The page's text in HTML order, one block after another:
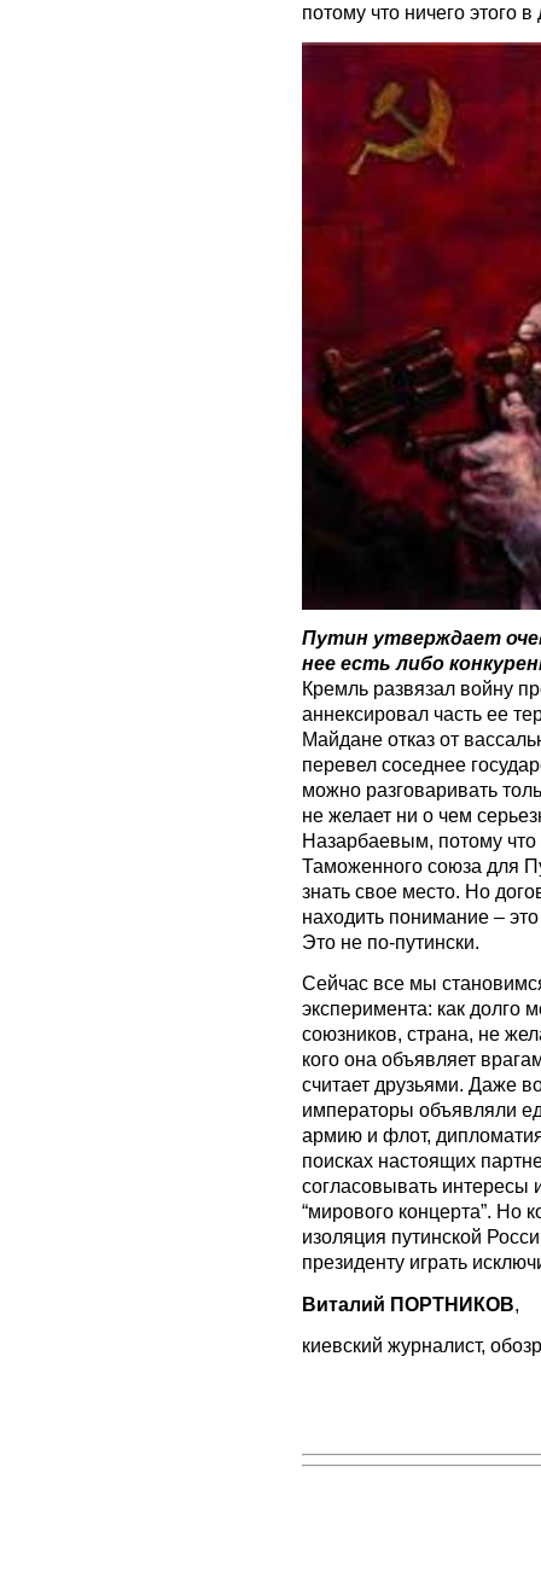
потому что ничего этого
Путин утверждает
нее есть либо
Кремль развязал войну
аннексировал часть ее
Майдане отказ от
перевел соседнее
можно разговаривать
не желает ни о чем
Назарбаевым, потому
Таможенного союза для
знать свое место. Но
находить понимание – это
Это не по-путински.
Сейчас все мы
эксперимента: как долго
союзников, страна, не
кого она объявляет
считает друзьями. Даже
императоры объявляли
армию и флот,
поисках настоящих
согласовывать
“мирового концерта”. Но
изоляция путинской
президенту играть
Виталий ПОРТНИКОВ,
киевский журналист,